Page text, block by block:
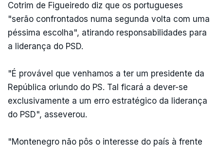
Cotrim de Figueiredo diz que os portugueses
"serão confrontados numa segunda volta com uma
péssima escolha", atirando responsabilidades para
a liderança do PSD.
"É provável que venhamos a ter um presidente da
República oriundo do PS. Tal ficará a dever-se
exclusivamente a um erro estratégico da liderança
do PSD", asseverou.
"Montenegro não pôs o interesse do país à frente